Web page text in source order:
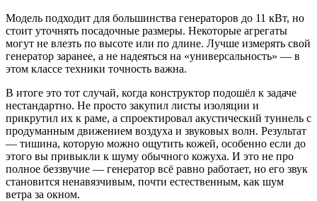
Модель подходит для большинства генераторов до 11 кВт, но
стоит уточнять посадочные размеры. Некоторые агрегаты
могут не влезть по высоте или по длине. Лучше измерять свой
генератор заранее, а не надеяться на «универсальность» — в
этом классе техники точность важна.
В итоге это тот случай, когда конструктор подошёл к задаче
нестандартно. Не просто закупил листы изоляции и
прикрутил их к раме, а спроектировал акустический туннель с
продуманным движением воздуха и звуковых волн. Результат
— тишина, которую можно ощутить кожей, особенно если до
этого вы привыкли к шуму обычного кожуха. И это не про
полное беззвучие — генератор всё равно работает, но его звук
становится ненавязчивым, почти естественным, как шум
ветра за окном.